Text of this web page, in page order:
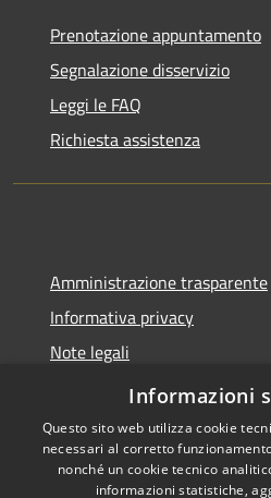
Prenotazione appuntamento
Segnalazione disservizio
Leggi le FAQ
Richiesta assistenza
Amministrazione trasparente
Informativa privacy
Note legali
Dichiarazione di accessibilità
Informazioni
Questo sito web utilizza cookie
necessari al corretto
nonché un cookie tecnico
informazioni statistiche,